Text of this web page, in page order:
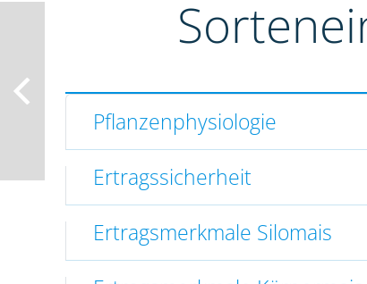
Pflanzenphysiologie
Ertragssicherheit
Ertragsmerkmale Silomais